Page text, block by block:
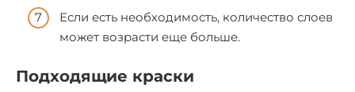
Если есть необходимость, количество слоев
может возрасти еще больше.
Подходящие краски